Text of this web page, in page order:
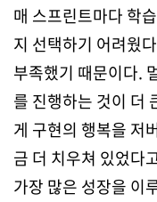
매 스프린트마다 학
지 선택하기 어려웠
부족했기 때문이다.
를 진행하는 것이 더
게 구현의 행복을 저
금 더 치우쳐 있었다
가장 많은 성장을 이